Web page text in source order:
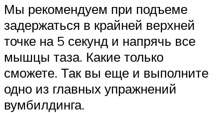
Мы рекомендуем при подъеме
задержаться в крайней верхней
точке на 5 секунд и напрячь все
мышцы таза. Какие только
сможете. Так вы еще и выполните
одно из главных упражнений
вумбилдинга.